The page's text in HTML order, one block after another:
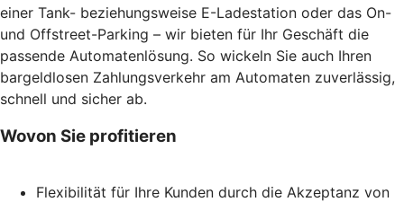
einer Tank- beziehungsweise E-Ladestation oder das On-
und Offstreet-Parking – wir bieten für Ihr Geschäft die
passende Automatenlösung. So wickeln Sie auch Ihren
bargeldlosen Zahlungsverkehr am Automaten zuverlässig,
schnell und sicher ab.
Wovon Sie profitieren
Flexibilität für Ihre Kunden durch die Akzeptanz von